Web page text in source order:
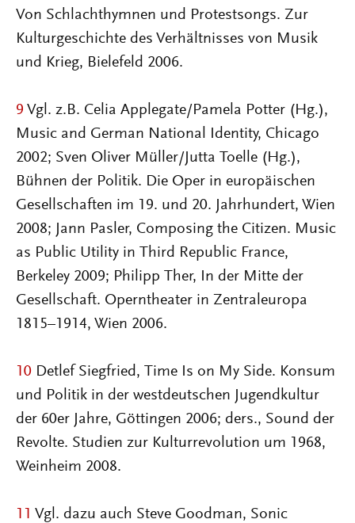
Von Schlachthymnen und Protestsongs. Zur
Kulturgeschichte des Verhältnisses von Musik
und Krieg, Bielefeld 2006.
9 Vgl. z.B. Celia Applegate/Pamela Potter (Hg.),
Music and German National Identity, Chicago
2002; Sven Oliver Müller/Jutta Toelle (Hg.),
Bühnen der Politik. Die Oper in europäischen
Gesellschaften im 19. und 20. Jahrhundert, Wien
2008; Jann Pasler, Composing the Citizen. Music
as Public Utility in Third Republic France,
Berkeley 2009; Philipp Ther, In der Mitte der
Gesellschaft. Operntheater in Zentraleuropa
1815–1914, Wien 2006.
10 Detlef Siegfried, Time Is on My Side. Konsum
und Politik in der westdeutschen Jugendkultur
der 60er Jahre, Göttingen 2006; ders., Sound der
Revolte. Studien zur Kulturrevolution um 1968,
Weinheim 2008.
11 Vgl. dazu auch Steve Goodman, Sonic